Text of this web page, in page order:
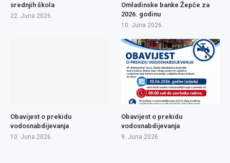
srednjih škola
22. Juna 2026.
Omladinske banke Žepče za
2026. godinu
10. Juna 2026.
Obavijest o prekidu
vodosnabdijevanja
10. Juna 2026.
Obavijest o prekidu
vodosnabdijevanja
9. Juna 2026.